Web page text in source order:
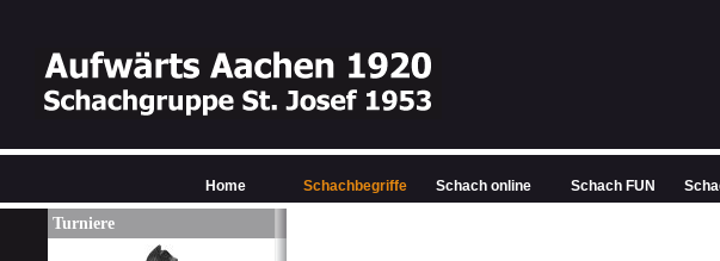
Turniere
Home Schachbegriffe Schach online Schach FUN